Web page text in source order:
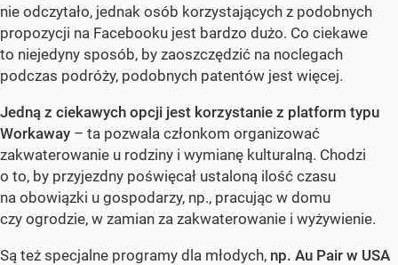
nie odczytało, jednak osób korzystających z podobnych
propozycji na Facebooku jest bardzo dużo. Co ciekawe
to niejedyny sposób, by zaoszczędzić na noclegach
podczas podróży, podobnych patentów jest więcej.
Jedną z ciekawych opcji jest korzystanie z platform typu
Workaway – ta pozwala członkom organizować
zakwaterowanie u rodziny i wymianę kulturalną. Chodzi
o to, by przyjezdny poświęcał ustaloną ilość czasu
na obowiązki u gospodarzy, np., pracując w domu
czy ogrodzie, w zamian za zakwaterowanie i wyżywienie.
Są też specjalne programy dla młodych, np. Au Pair w USA